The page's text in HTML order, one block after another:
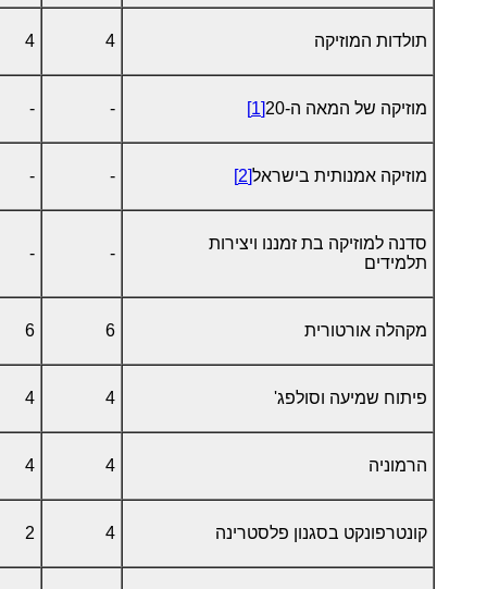
תולדות המוזיקה 4
4
מוזיקה של המאה ה-20 [1]
-
-
מוזיקה אמנותית בישראל[2]
-
-
סדנה למוזיקה בת זמננו ויצירות
תלמידים
-
-
מקהלה אורטורית 6
6
פיתוח שמיעה וסולפג' 4
4
הרמוניה 4
4
קונטרפונקט בסגנון פלסטרינה 4
2